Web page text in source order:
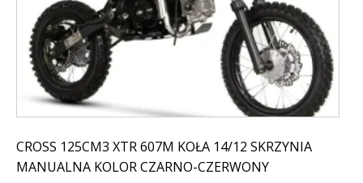
CROSS 125CM3 XTR 607M KOŁA 14/12 SKRZYNIA
MANUALNA KOLOR CZARNO-CZERWONY